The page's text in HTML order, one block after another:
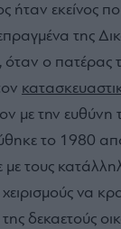
ήταν εκείνος
της
όταν ο πατέρας
με την ευθύνη
το 1980
με τους
να
δεκαετούς